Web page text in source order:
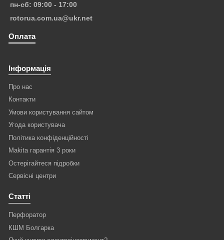
пн-сб: 09:00 - 17:00
rotorua.com.ua@ukr.net
Оплата
Інформація
Про нас
Контакти
Умови користування сайтом
Угода користувача
Політика конфіденційності
Makita гарантія 3 роки
Остерігайтеся підробки
Сервісні центри
Статті
Перфоратор
КШМ Болгарка